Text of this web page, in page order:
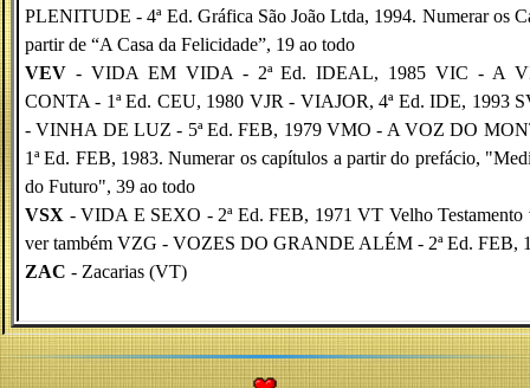
PLENITUDE - 4ª Ed. Gráfica São João Ltda, 1994. Numerar os
partir de “A Casa da Felicidade”, 19 ao todo
VEV - VIDA EM VIDA - 2ª Ed. IDEAL, 1985 VIC - A
CONTA - 1ª Ed. CEU, 1980 VJR - VIAJOR, 4ª Ed. IDE, 1993
- VINHA DE LUZ - 5ª Ed. FEB, 1979 VMO - A VOZ DO
1ª Ed. FEB, 1983. Numerar os capítulos a partir do prefácio,
do Futu­ro", 39 ao todo
VSX - VIDA E SEXO - 2ª Ed. FEB, 1971 VT Velho Testamento
ver também VZG - VOZES DO GRANDE ALÉM - 2ª Ed. FEB,
ZAC - Zacarias (VT)